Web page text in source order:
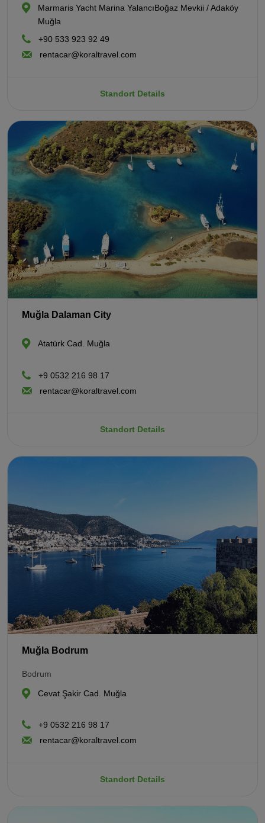
Marmaris Yacht Marina YalancıBoğaz Mevkii / Adaköy
Muğla
+90 533 923 92 49
rentacar@koraltravel.com
Standort Details
Muğla Dalaman City
Atatürk Cad. Muğla
+9 0532 216 98 17
rentacar@koraltravel.com
Standort Details
Muğla Bodrum
Bodrum
Cevat Şakir Cad. Muğla
+9 0532 216 98 17
rentacar@koraltravel.com
Standort Details